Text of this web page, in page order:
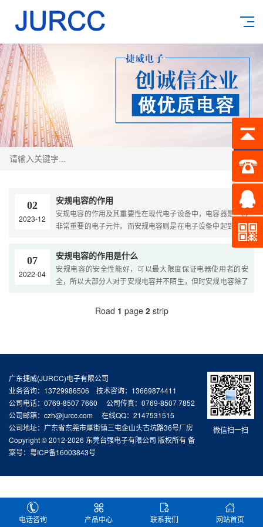
搜索
02
2023-12
安规电容的作用
安规电容的作用及其重要性在现代电子设备中，电容器是一种
非常重要的电子元件。而安规电容则是在电子设备中起到保护
作用的重要一环。它不仅可以改善电路的功率因数，还能有效
地降低电路中的噪声和干扰，提高电路的稳...
07
2022-04
安规电容的作用是什么
安规电容的安全性能好，可以最大限度保证电器使用者的安
全，所以大部分人对于安规电容并不陌生，但时安规电容除了
源线路板上的作用有哪些吧! 1.安规电...
Road 1 page 2strip
微信扫一扫
广东捷威(JURCC)电子有限公司
业务咨询：13729986506 技术咨询：13669874411
公司电话：0769-8507 7660 公司传真：0769-8507 7852
公司邮箱：czh@jurcc.com 在线QQ：2147531515
公司地址：广东省东莞市厚街镇三屯企山头古坑路36号厂房
Copyright © 2012-2026 东莞台强电子有限公司 版权所有 备
案号： 粤ICP备16003843号
电话咨询 产品中心 联系我们 网站首页